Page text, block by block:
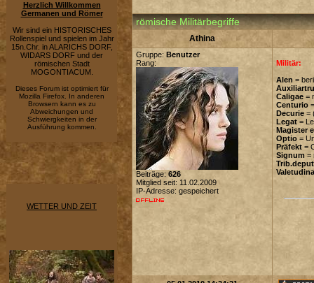
Herzlich Willkommen
Germanen und Römer
Wir sind ein HISTORISCHES
Rollenspiel und spielen im Jahr
15n.Chr. in ALARICHS DORF,
WIDARS DORF und der
römischen Stadt
MOGONTIACUM.
Dieses Forum ist optimiert für
Mozilla Firefox. In anderen
Browsern kann es zu
Abweichungen und
Schwiergkeiten in der
Ausführung kommen.
WETTER UND ZEIT
römische Militärbegriffe
Athina
Gruppe: Benutzer
Rang:
Beiträge: 626
Mitglied seit: 11.02.2009
IP-Adresse: gespeichert
Militär:
Alen =
Caligae =
Centurio
Decurie =
Legat =
Magister
Optio =
Präfekt =
Signum =